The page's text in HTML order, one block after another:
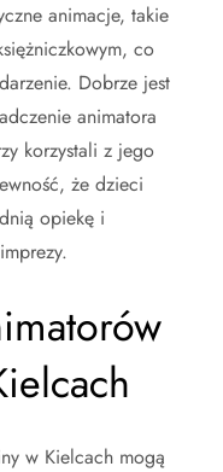
animacje, takie
co
Dobrze jest
animatora
korzystali z jego
że dzieci
opiekę i
w Kielcach mogą